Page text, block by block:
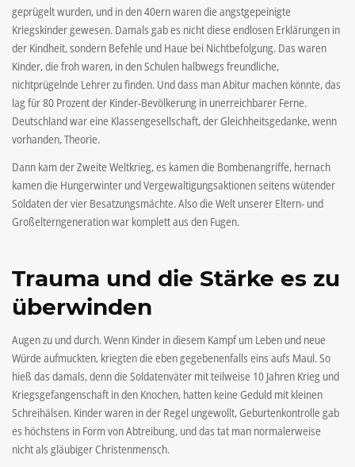
geprügelt wurden, und in den 40ern waren die angstgepeinigte
Kriegskinder gewesen. Damals gab es nicht diese endlosen Erklärungen in
der Kindheit, sondern Befehle und Haue bei Nichtbefolgung. Das waren
Kinder, die froh waren, in den Schulen halbwegs freundliche,
nichtprügelnde Lehrer zu finden. Und dass man Abitur machen könnte, das
lag für 80 Prozent der Kinder-Bevölkerung in unerreichbarer Ferne.
Deutschland war eine Klassengesellschaft, der Gleichheitsgedanke, wenn
vorhanden, Theorie.
Dann kam der Zweite Weltkrieg, es kamen die Bombenangriffe, hernach
kamen die Hungerwinter und Vergewaltigungsaktionen seitens wütender
Soldaten der vier Besatzungsmächte. Also die Welt unserer Eltern- und
Großelterngeneration war komplett aus den Fugen.
Trauma und die Stärke es zu
überwinden
Augen zu und durch. Wenn Kinder in diesem Kampf um Leben und neue
Würde aufmuckten, kriegten die eben gegebenenfalls eins aufs Maul. So
hieß das damals, denn die Soldatenväter mit teilweise 10 Jahren Krieg und
Kriegsgefangenschaft in den Knochen, hatten keine Geduld mit kleinen
Schreihälsen. Kinder waren in der Regel ungewollt, Geburtenkontrolle gab
es höchstens in Form von Abtreibung, und das tat man normalerweise
nicht als gläubiger Christenmensch.